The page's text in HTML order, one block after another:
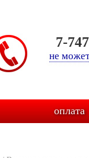
7-
не
оплата